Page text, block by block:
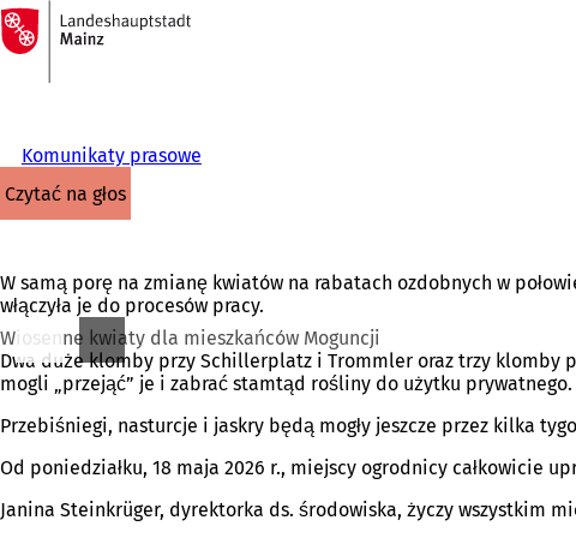
Przejdź do treści
Do
strony
głównej
Komunikaty prasowe
czytać na głos
W samą porę na zmianę kwiatów na rabatach ozdobnych w
włączyła je do procesów pracy.
Wiosenne kwiaty dla mieszkańców Moguncji
Dwa duże klomby przy Schillerplatz i Trommler oraz trzy klomby
mogli „przejąć” je i zabrać stamtąd rośliny do użytku prywatnego.
Przebiśniegi, nasturcje i jaskry będą mogły jeszcze przez kilka
Od poniedziałku, 18 maja 2026 r., miejscy ogrodnicy całkowicie
Janina Steinkrüger, dyrektorka ds. środowiska, życzy wszystkim